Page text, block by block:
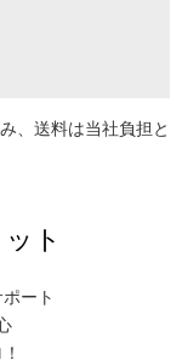
、送料は当社負担と
ト
ート